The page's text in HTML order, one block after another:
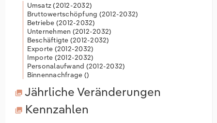
Umsatz (2012-2032)
Bruttowertschöpfung (2012-2032)
Betriebe (2012-2032)
Unternehmen (2012-2032)
Beschäftigte (2012-2032)
Exporte (2012-2032)
Importe (2012-2032)
Personalaufwand (2012-2032)
Binnennachfrage ()
Jährliche Veränderungen
Kennzahlen